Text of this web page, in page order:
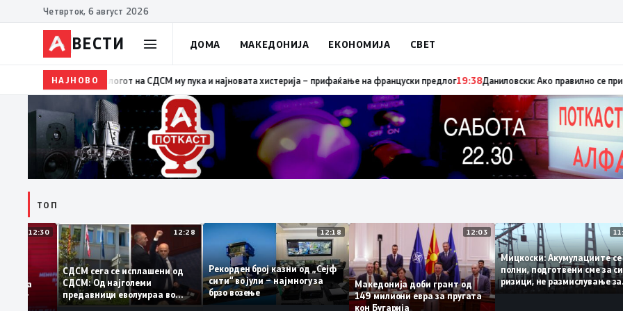
Четврток, 6 август 2026
ВЕСТИ ДОМА МАКЕДОНИЈА ЕКОНОМИЈА СВЕТ
НАЈНОВО19:39ВМРО-ДПМНЕ: Како што му пукна меурот од сапуница „мигранти за пари“, така на талогот на СДСМ му пука и
ТОП
12:30
на
12:28
СДСМ сега се исплашени од
СДСМ: Од најголеми
предавници еволуираа во
најголеми патриоти
12:18
Рекорден број казни од „Сејф
сити“ во јули – најмногу за
брзо возење
12:03
Македонија доби грант од
149 милиони евра за пругата
кон Бугарија
Мицкоски:
полни, подготвени сме
ризици, не
поскапување на струјата